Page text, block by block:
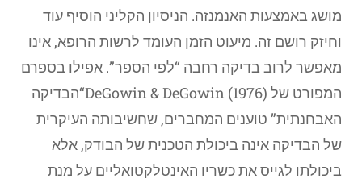
מושג באמצעות האנמנזה. הניסיון הקליני הוסיף עוד
וחיזק רושם זה. מיעוט הזמן העומד לרשות הרופא, אינו
מאפשר לרוב בדיקה רחבה “לפי הספר”. אפילו בספרם
המפורט של DeGowin & DeGowin (1976)“הבדיקה
האבחנתית” טוענים המחברים, שחשיבותה העיקרית
של הבדיקה אינה ביכולת הטכנית של הבודק, אלא
ביכולתו לגייס את כשריו האינטלקטואליים על מנת